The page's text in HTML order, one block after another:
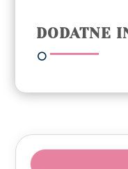
43
mm
DODATNE